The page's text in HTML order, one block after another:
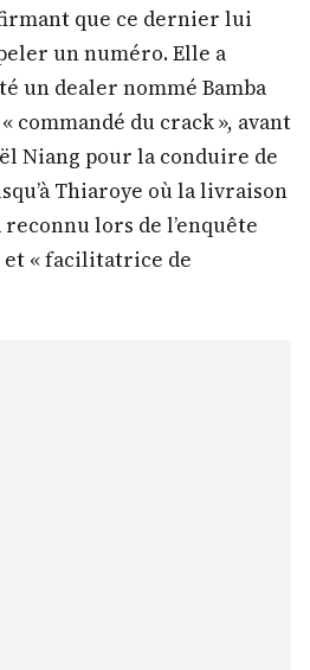
que ce dernier lui
un numéro. Elle a
un dealer nommé Bamba
commandé du crack », avant
Niang pour la conduire de
Thiaroye où la livraison
lors de l’enquête
« facilitatrice de